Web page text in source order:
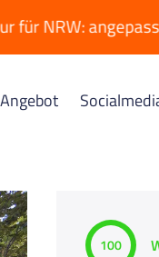
angepasste
Angebot
100